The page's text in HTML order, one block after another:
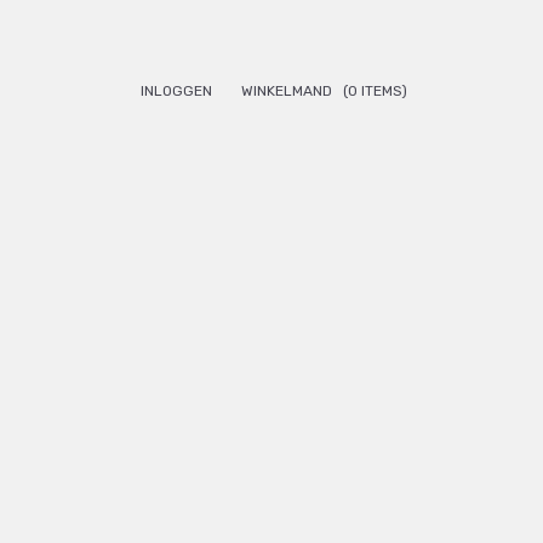
INLOGGEN WINKELMAND (0 ITEMS)